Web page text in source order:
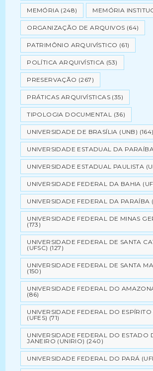
MEMÓRIA (248) MEMÓRIA
ORGANIZAÇÃO DE ARQUIVOS (64)
PATRIMÔNIO ARQUIVÍSTICO (61)
POLÍTICA ARQUIVÍSTICA (53)
PRESERVAÇÃO (267)
PRÁTICAS ARQUIVÍSTICAS (35)
TIPOLOGIA DOCUMENTAL (36)
UNIVERSIDADE DE BRASÍLIA (UNB) (164)
UNIVERSIDADE ESTADUAL DA
UNIVERSIDADE ESTADUAL PAULISTA
UNIVERSIDADE FEDERAL DA BAHIA
UNIVERSIDADE FEDERAL DA PARAÍBA
UNIVERSIDADE FEDERAL DE MINAS
(173)
UNIVERSIDADE FEDERAL DE SANTA
(UFSC) (127)
UNIVERSIDADE FEDERAL DE SANTA
(150)
UNIVERSIDADE FEDERAL DO
(86)
UNIVERSIDADE FEDERAL DO ESPÍRITO
(UFES) (71)
UNIVERSIDADE FEDERAL DO ESTADO
JANEIRO (UNIRIO) (240)
UNIVERSIDADE FEDERAL DO PARÁ